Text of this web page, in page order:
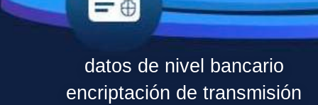
datos de nivel bancario
encriptación de transmisión